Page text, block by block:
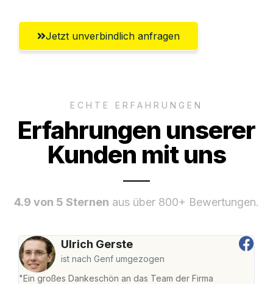
Jetzt unverbindlich anfragen
ECHTE ERFAHRUNGEN
Erfahrungen unserer
Kunden mit uns
4.9 von 5 Sternen aus über 800+ Bewertungen.
Ulrich Gerste
ist nach Genf umgezogen
"Ein großes Dankeschön an das Team der Firma